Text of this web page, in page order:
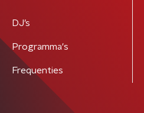
DJ’s
Programma's
Frequenties